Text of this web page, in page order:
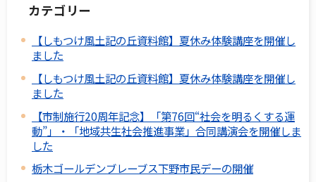
カテゴリー
【しもつけ風土記の丘資料館】夏休み体験講座を開催し
ました
【しもつけ風土記の丘資料館】夏休み体験講座を開催し
ました
【市制施行20周年記念】「第76回“社会を明るくする運
動”」・「地域共生社会推進事業」合同講演会を開催しま
した
栃木ゴールデンブレーブス下野市民デーの開催